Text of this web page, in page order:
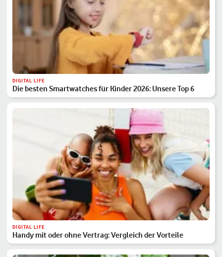
DIGITAL LIFE
Die besten Smartwatches für Kinder 2026: Unsere Top 6
DIGITAL LIFE
Handy mit oder ohne Vertrag: Vergleich der Vorteile